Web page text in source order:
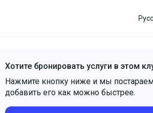
Хотите бронировать услуги в этом
Нажмите кнопку ниже и мы
добавить его как можно быстрее.